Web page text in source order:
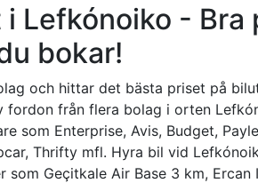
Lefkónoiko - Bra
bokar!
och hittar det bästa priset på
fordon från flera bolag i orten
som Enterprise, Avis, Budget,
Thrifty mfl. Hyra bil vid
som Geçitkale Air Base 3 km,